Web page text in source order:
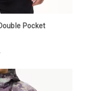
Pocket